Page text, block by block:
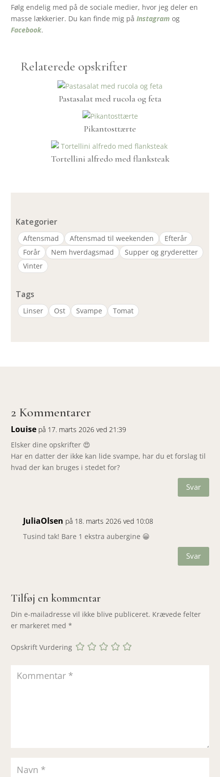
Følg endelig med på de sociale medier, hvor jeg deler en
masse lækkerier. Du kan finde mig påInstagram og
Facebook.
Relaterede opskrifter
Pastasalat med rucola og feta
Pikantosttærte
Tortellini alfredo med flanksteak
Kategorier
Aftensmad Aftensmad til weekenden
Efterår
Forår
Nem hverdagsmad
Supper og gryderetter
Vinter
Tags
Linser Ost Svampe Tomat
2 Kommentarer
Louise på 17. marts 2026 ved 21:39
Elsker dine opskrifter 😍
Har en datter der ikke kan lide svampe, har du et forslag til
hvad der kan bruges i stedet for?
Svar
JuliaOlsen på 18. marts 2026 ved 10:08
Tusind tak! Bare 1 ekstra aubergine 😀
Svar
Tilføj en kommentar
Din e-mailadresse vil ikke blive publiceret. Krævede felter
er markeret med*
Opskrift Vurdering